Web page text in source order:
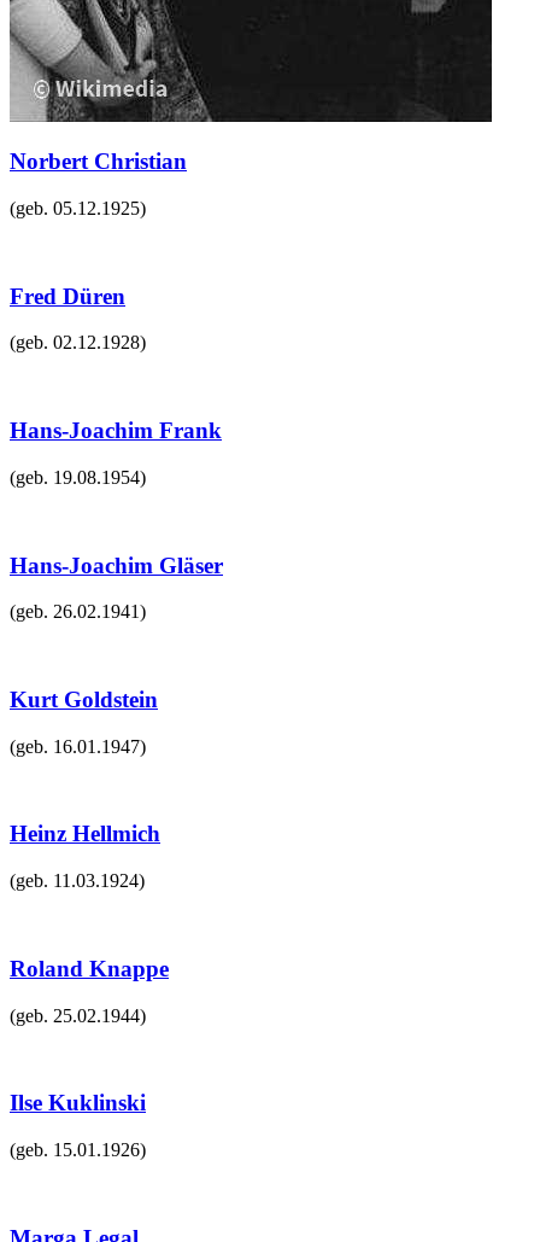
Norbert Christian
(geb. 05.12.1925)
Fred Düren
(geb. 02.12.1928)
Hans-Joachim Frank
(geb. 19.08.1954)
Hans-Joachim Gläser
(geb. 26.02.1941)
Kurt Goldstein
(geb. 16.01.1947)
Heinz Hellmich
(geb. 11.03.1924)
Roland Knappe
(geb. 25.02.1944)
Ilse Kuklinski
(geb. 15.01.1926)